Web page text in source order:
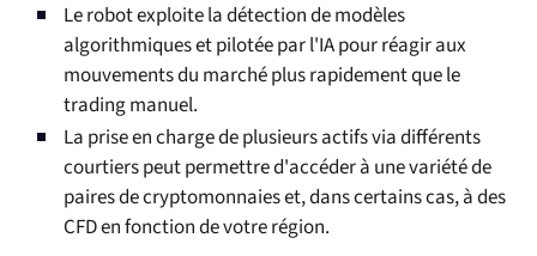
Le robot exploite la détection de modèles
algorithmiques et pilotée par l'IA pour réagir aux
mouvements du marché plus rapidement que le
trading manuel.
La prise en charge de plusieurs actifs via différents
courtiers peut permettre d'accéder à une variété de
paires de cryptomonnaies et, dans certains cas, à des
CFD en fonction de votre région.